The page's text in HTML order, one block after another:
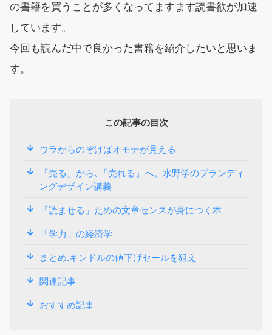
の書籍を買うことが多くなってますます読書欲が加速
しています。
今回も読んだ中で良かった書籍を紹介したいと思いま
す。
この記事の目次
ウラからのぞけばオモテが見える
「売る」から､「売れる」へ。水野学のブランディ
ングデザイン講義
「読ませる」ための文章センスが身につく本
「学力」の経済学
まとめ.キンドルの値下げセールを狙え
関連記事
おすすめ記事